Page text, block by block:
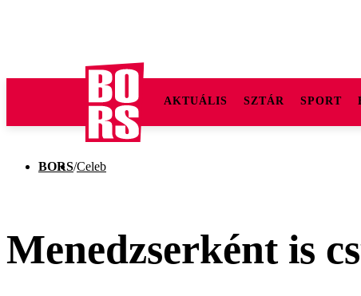
AKTUÁLIS SZTÁR SPORT
BORS/Celeb
Menedzserként is